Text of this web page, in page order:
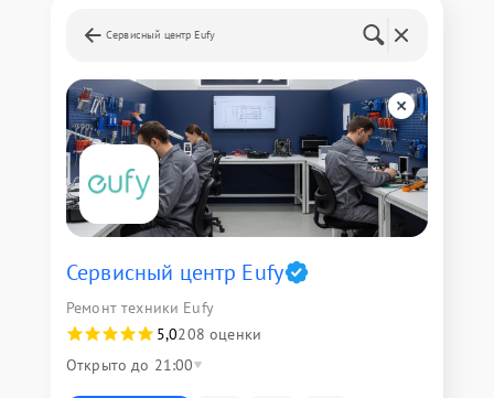
Сервисный центр Eufy
Сервисный центр Eufy
Ремонт техники Eufy
5,0208 оценки
Открыто до 21:00